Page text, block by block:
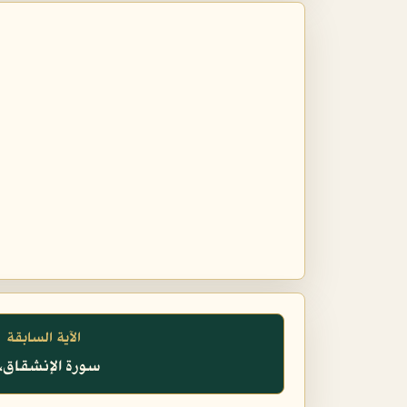
الآية السابقة
سورة الإنشقاق،